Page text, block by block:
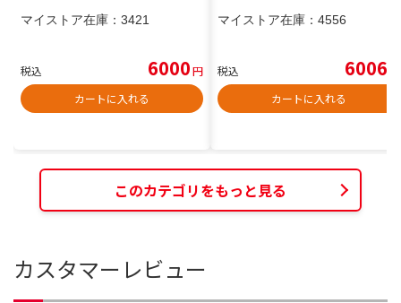
マイストア在庫： 3421
税込 6000円
カートに入れる
マイストア在庫： 4556
税込 6006
カートに入れる
このカテゴリをもっと見る
カスタマーレビュー